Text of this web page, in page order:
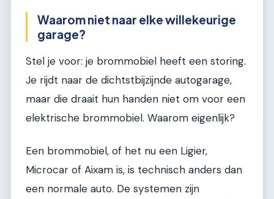
Waarom niet naar elke willekeurige
garage?
Stel je voor: je brommobiel heeft een storing.
Je rijdt naar de dichtstbijzijnde autogarage,
maar die draait hun handen niet om voor een
elektrische brommobiel. Waarom eigenlijk?
Een brommobiel, of het nu een Ligier,
Microcar of Aixam is, is technisch anders dan
een normale auto. De systemen zijn